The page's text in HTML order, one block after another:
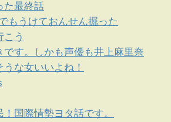
た最終話
もうけておんせん掘った
こう
です。しかも声優も井上麻里奈
な女いいよね！
国際情勢ヨタ話です。